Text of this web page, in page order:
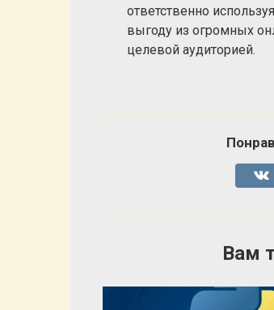
ответственно
выгоду из огромных
целевой аудиторией.
Вам